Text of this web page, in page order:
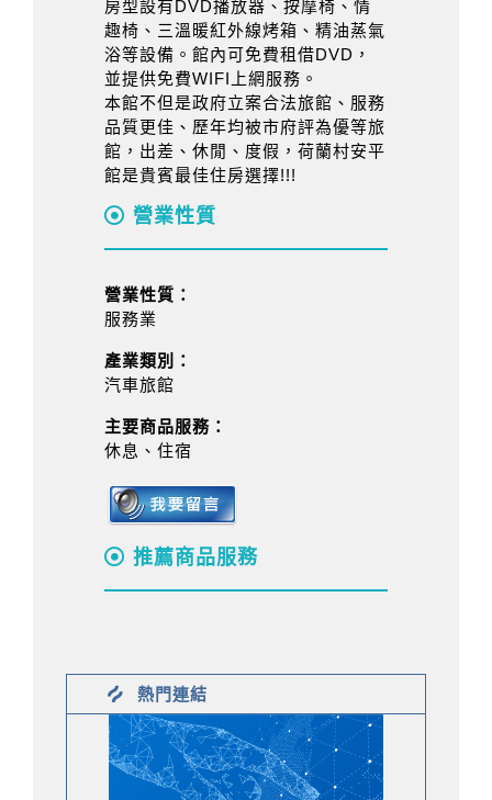
房型設有DVD播放器、按摩椅、情
趣椅、三溫暖紅外線烤箱、精油蒸氣
浴等設備。館內可免費租借DVD，
並提供免費WIFI上網服務。
本館不但是政府立案合法旅館、服務
品質更佳、歷年均被市府評為優等旅
館，出差、休閒、度假，荷蘭村安平
館是貴賓最佳住房選擇!!!
營業性質
營業性質：
服務業
產業類別：
汽車旅館
主要商品服務：
休息、住宿
推薦商品服務
熱門連結